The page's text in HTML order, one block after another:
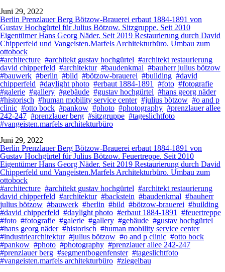
Juni 29, 2022
Berlin Prenzlauer Berg Bötzow-Brauerei erbaut 1884-1891 von
Gustav Hochgürtel für Julius Bötzow. Sitzgruppe. Seit 2010
Eigentümer Hans Georg Näder. Seit 2019 Restaurierung durch David
Chipperfeld und Vangeisten.Marfels Architekturbüro. Umbau zum
ottobock
#architecture #architekt gustav hochgürtel #architekt restaurierung
david chipperfeld #architektur #baudenkmal #bauherr julius bötzow
#bauwerk #berlin #bild #bötzow-brauerei #building #david
chipperfeld #daylight photo #erbaut 1884-1891 #foto #fotografie
#galerie #gallery #gebäude #gustav hochgürtel #hans georg näder
#historisch #human mobility service center #julius bötzow #o and p
clinic #otto bock #pankow #photo #photography #prenzlauer allee
242-247 #prenzlauer berg #sitzgruppe #tageslichtfoto
#vangeisten.marfels architekturbüro
Juni 29, 2022
Berlin Prenzlauer Berg Bötzow-Brauerei erbaut 1884-1891 von
Gustav Hochgürtel für Julius Bötzow. Feuertreppe. Seit 2010
Eigentümer Hans Georg Näder. Seit 2019 Restaurierung durch David
Chipperfeld und Vangeisten.Marfels Architekturbüro. Umbau zum
ottobock
#architecture #architekt gustav hochgürtel #architekt restaurierung
david chipperfeld #architektur #backstein #baudenkmal #bauherr
julius bötzow #bauwerk #berlin #bild #bötzow-brauerei #building
#david chipperfeld #daylight photo #erbaut 1884-1891
#feuertreppe
#foto #fotografie #galerie #gallery #gebäude #gustav hochgürtel
#hans georg näder #historisch #human mobility service center
#industriearchitektur #julius bötzow #o and p clinic #otto bock
#pankow #photo #photography #prenzlauer allee 242-247
#prenzlauer berg #segmentbogenfenster #tageslichtfoto
#vangeisten.marfels architekturbüro #ziegelbau